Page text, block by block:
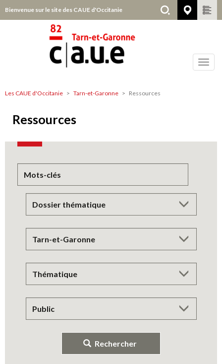
au
Bienvenue sur le site des CAUE d'Occitanie Tarn-
Tarn-
Garonne
Les CAUE d'Occitanie Tarn-et-Garonne Ressources
Ressources
Rechercher